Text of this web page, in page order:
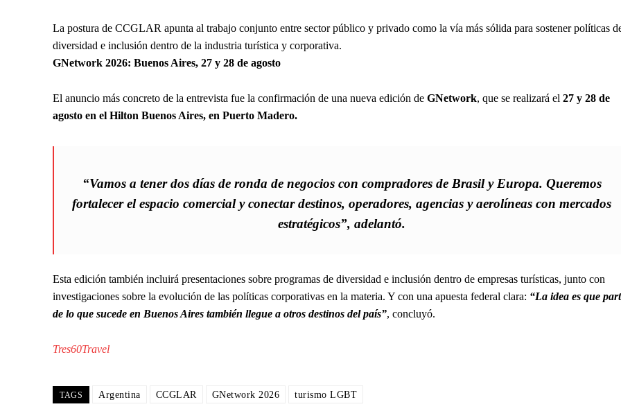
La postura de CCGLAR apunta al trabajo conjunto entre sector público y privado como la vía más sólida para sostener políticas
diversidad e inclusión dentro de la industria turística y corporativa.
GNetwork 2026: Buenos Aires, 27 y 28 de agosto
El anuncio más concreto de la entrevista fue la confirmación de una nueva edición de GNetwork, que se realizará el 27 y 28 de
agosto en el Hilton Buenos Aires, en Puerto Madero.
“Vamos a tener dos días de ronda de negocios con compradores de Brasil y Europa. Queremos
fortalecer el espacio comercial y conectar destinos, operadores, agencias y aerolíneas con mercados
estratégicos”, adelantó.
Esta edición también incluirá presentaciones sobre programas de diversidad e inclusión dentro de empresas turísticas, junto con
investigaciones sobre la evolución de las políticas corporativas en la materia. Y con una apuesta federal clara: “La idea es que
de lo que sucede en Buenos Aires también llegue a otros destinos del país”, concluyó.
Tres60Travel
TAGS Argentina CCGLAR GNetwork 2026 turismo LGBT